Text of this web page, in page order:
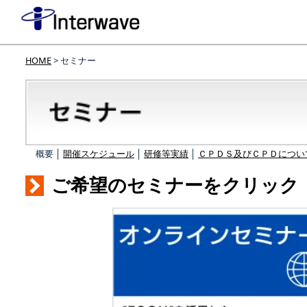
HOME> セミナー
概要 │ 開催スケジュール 研修等実績 ＣＰＤＳ及びＣＰＤにつ
ご希望のセミナーをクリック